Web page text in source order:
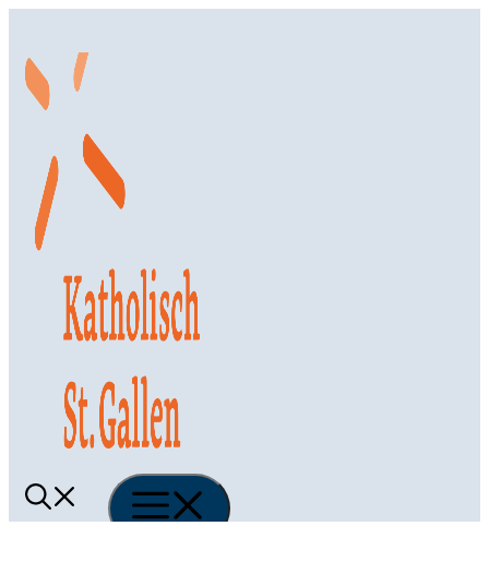
Inhalt
Menü